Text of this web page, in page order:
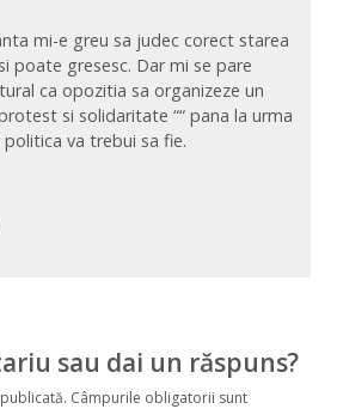
mi-e greu sa judec corect starea
poate gresesc. Dar mi se pare
ca opozitia sa organizeze un
si solidaritate ““ pana la urma
va trebui sa fie.
sau dai un răspuns?
Câmpurile obligatorii sunt